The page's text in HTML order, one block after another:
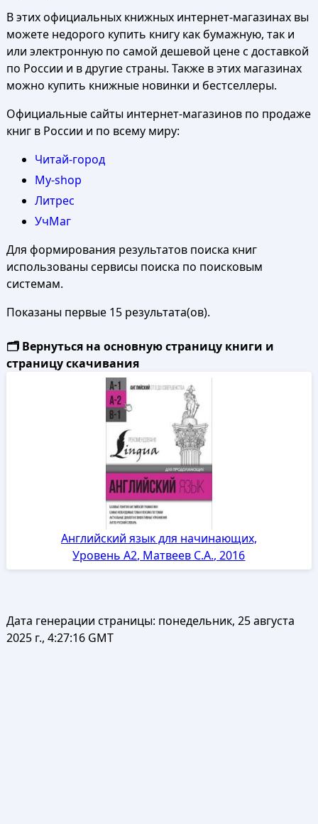
В этих официальных книжных интернет-магазинах вы
можете недорого купить книгу как бумажную, так и
или электронную по самой дешевой цене с доставкой
по России и в другие страны. Также в этих магазинах
можно купить книжные новинки и бестселлеры.
Официальные сайты интернет-магазинов по продаже
книг в России и по всему миру:
Читай-город
My-shop
Литрес
УчМаг
Для формирования результатов поиска книг
использованы сервисы поиска по поисковым
системам.
Показаны первые 15 результата(ов).
🗂️ Вернуться на основную страницу книги и
страницу скачивания
Английский язык для начинающих,
Уровень А2, Матвеев С.А., 2016
Дата генерации страницы: понедельник, 25 августа
2025 г., 4:27:16 GMT